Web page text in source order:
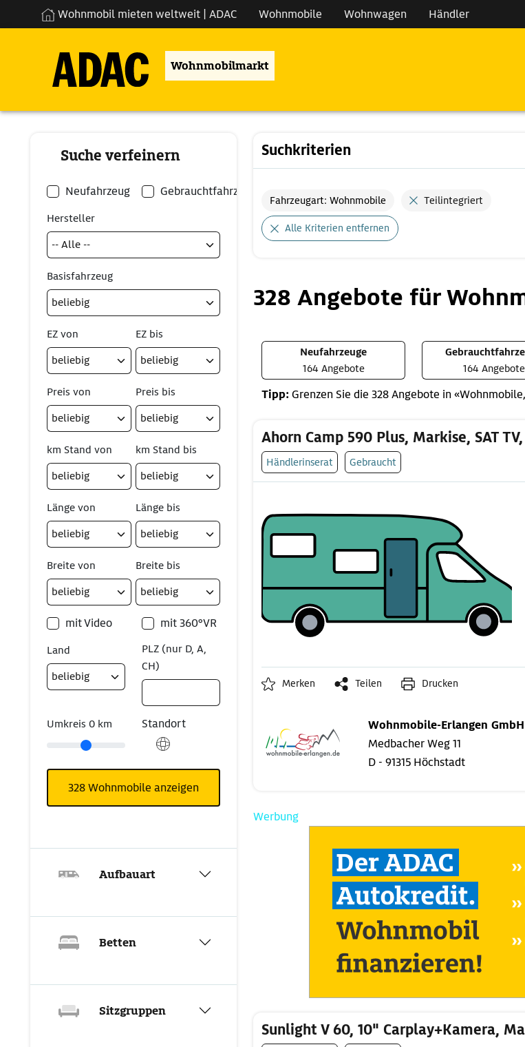
Wohnmobil mieten weltweit | ADAC Wohnmobile Wohnwagen Händler
Wohnmobilmarkt
Suchkriterien
Fahrzeugart: Wohnmobile Teilintegriert
Alle Kriterien entfernen
328 Angebote für
Neufahrzeuge
164 Angebote
164 Angebote
Tipp: Grenzen Sie die 328 Angebote in
Ahorn Camp 590 Plus, Markise, SAT
Händlerinserat Gebraucht
Merken Teilen Drucken
Wohnmobile-Erlangen GmbH
Medbacher Weg 11
D - 91315 Höchstadt
Werbung
Sunlight V 60, 10" Carplay+Kamera,
Suche verfeinern
Neufahrzeug Gebrauchtfahrzeug
Hersteller
Basisfahrzeug
EZ von EZ bis
Preis von Preis bis
km Stand von km Stand bis
Länge von Länge bis
Breite von Breite bis
mit Video mit 360°VR
Land
PLZ (nur D, A,
CH)
Umkreis 0 km Standort
328Wohnmobile anzeigen
Aufbauart
Betten
Sitzgruppen